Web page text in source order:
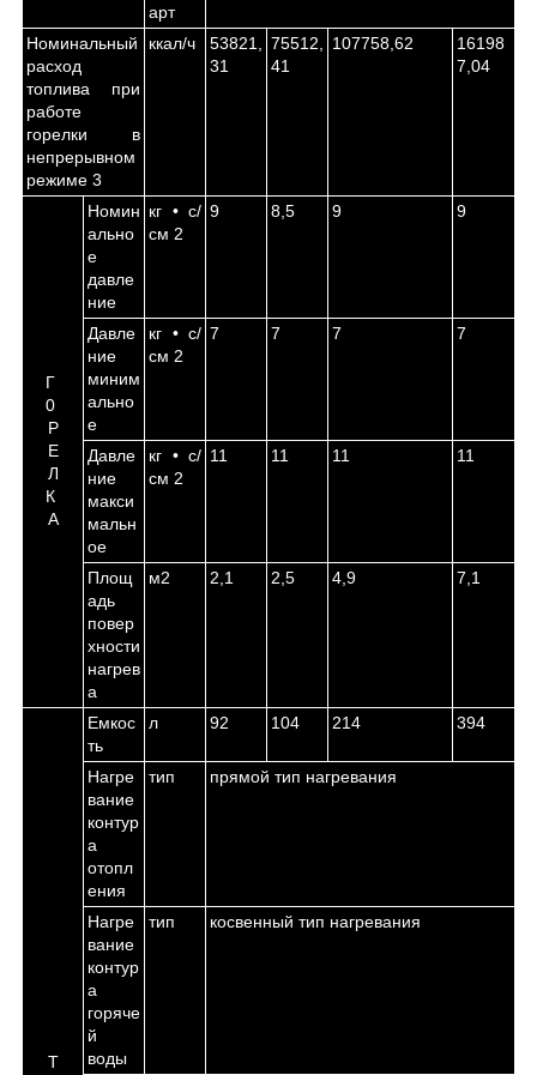
арт
Номинальный
расход
топлива при
работе
горелки в
непрерывном
режиме 3
ккал/ч
53821,
31
75512,
41
107758,62
16198
7,04
Г
0
Р
Е
Л
К
А
Номин
ально
е
давле
ние
кг • с/
см 2
9 8,5 9 9
Давле
ние
миним
ально
е
кг • с/
см 2
7 7 7 7
Давле
ние
макси
мальн
ое
кг • с/
см 2
11 11 11 11
Площ
адь
повер
хности
нагрев
а
м2 2,1 2,5 4,9 7,1
Т
Емкос
ть
л 92 104 214 394
Нагре
вание
контур
а
отопл
ения
тип прямой тип нагревания
Нагре
вание
контур
а
горяче
й
воды
тип косвенный тип нагревания